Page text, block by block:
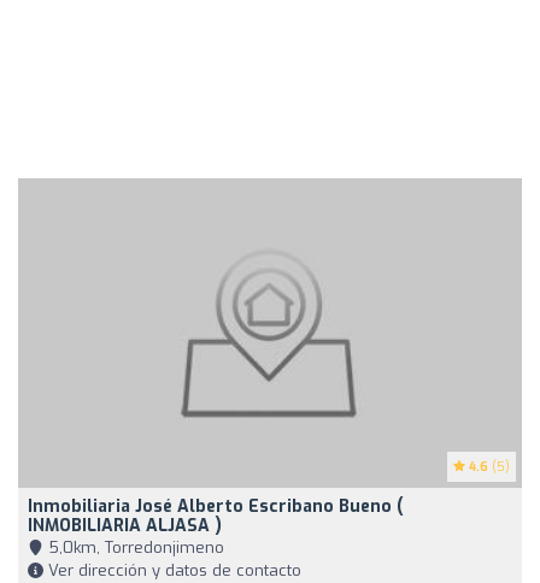
4.6 (5)
Inmobiliaria José Alberto Escribano Bueno (
INMOBILIARIA ALJASA )
5,0km, Torredonjimeno
Ver dirección y datos de contacto